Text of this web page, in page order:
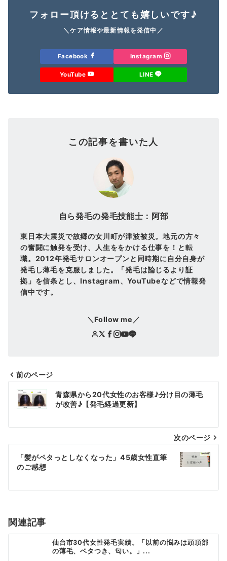
フォロー頂けるととても嬉しいです♪
＼ケア情報や最新情報を発信中／
Facebook Instagram
YouTube LINE
この記事を書いた人
自ら発毛の発毛技能士：阿部
東日本大震災で故郷の女川町が津波被災。地元の方々
の奮闘に触発を受け、人生ををかける仕事を！と転
職。2012年発毛サロンオープンと同時期に自分自身が
発毛し薄毛を克服しました。「発毛は論じるより証
拠」を信条とし、Instagram、YouTubeなどで情報発
信中です。
＼Follow me／
投
稿
ビ
シ
ン
前のページ
青森県から20代女性のお客様♪分け目の薄毛
が改善♪【発毛経過更新】
次のページ
「髪がペタっとしなくなった」45歳女性直筆
のご感想
関連記事
仙台市30代女性発毛実績。「以前の悩みは頭頂部
の薄毛、ベタつき、匂い。」...